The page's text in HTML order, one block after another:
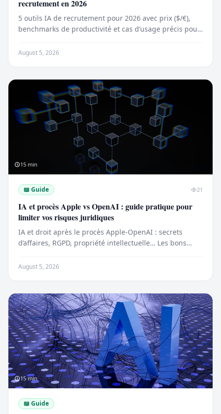
recrutement en 2026
5 outils IA de recrutement pour 2026 avec prix ($/€),
benchmarks de productivité et cas d’usage précis pour
August 5, 2026
15 min
📖 Guide 21
IA et procès Apple vs OpenAI : guide pratique pour
limiter vos risques juridiques
IA et droit après le procès Apple-OpenAI : secrets
d’affaires, RGPD, propriété intellectuelle… Les bons
August 5, 2026
15 min
📖 Guide